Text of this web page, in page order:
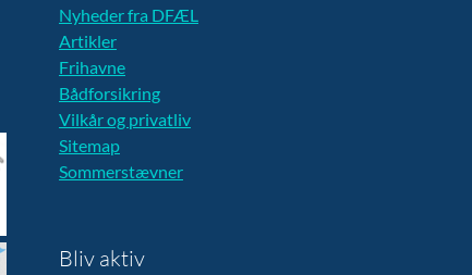
Nyheder fra DFÆL
Artikler
Frihavne
Bådforsikring
Vilkår og privatliv
Sitemap
Sommerstævner
Bliv aktiv